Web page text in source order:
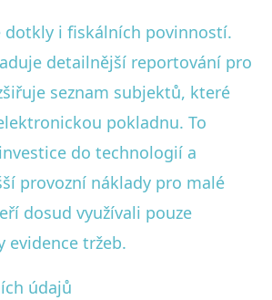
dotkly i fiskálních povinností.
detailnější reportování pro
seznam subjektů, které
pokladnu. To
do technologií a
provozní náklady pro malé
dosud využívali pouze
evidence tržeb.
údajů